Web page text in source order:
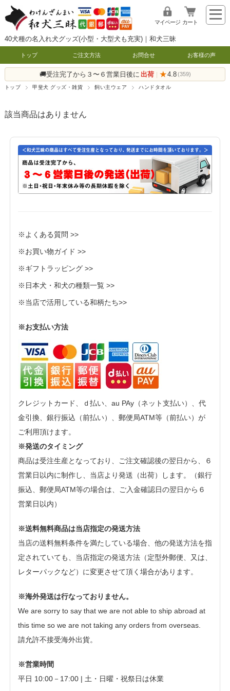
40犬種の名入れ犬グッズ(小型・大型犬も充実)｜和犬三昧
マイページ カート
トップ ご注文方法 お問合せ お客様の声
🚚受注完了から３〜６営業日後に 出荷 | ★4.8 (359)
トップ 甲斐犬 グッズ・雑貨 飼い主ウェア ハンドタオル
該当商品はありません
※よくある質問 >>
※お買い物ガイド >>
※ギフトラッピング >>
※日本犬・和犬の種類一覧 >>
※当店で活用している和柄たち>>
※お支払い方法
クレジットカード、ｄ払い、au PAy（ネット支払い）、代
金引換、銀行振込（前払い）、郵便局ATM等（前払い）が
ご利用頂けます。
※発送のタイミング
商品は受注生産となっており、ご注文確認後の翌日から、６
営業日以内に制作し、当店より発送（出荷）します。（銀行
振込、郵便局ATM等の場合は、ご入金確認日の翌日から６
営業日以内）
※送料無料商品は当店指定の発送方法
当店の送料無料条件を満たしている場合、他の発送方法を指
定されていても、当店指定の発送方法（定型外郵便、又は、
レターパックなど）に変更させて頂く場合があります。
※海外発送は行なっておりません。
We are sorry to say that we are not able to ship abroad at
this time so we are not taking any orders from overseas.
請允許不接受海外出貨。
※営業時間
平日 10:00－17:00 | 土・日曜・祝祭日は休業